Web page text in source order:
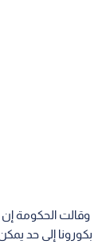
وقالت الحكومة
بكورونا إلى حد